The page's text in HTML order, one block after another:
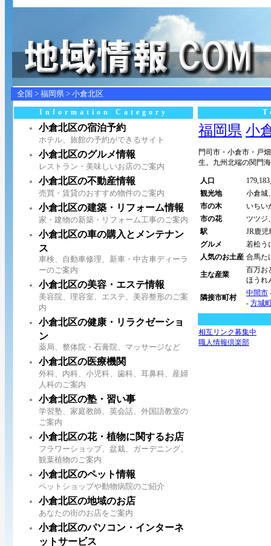
全国 > 福岡県 > 小倉北区
Information Category
小倉北区の宿泊予約
ホテル、旅館の予約ができるサイト
小倉北区のグルメ情報
レストラン・美味しいお店のご案内
小倉北区の不動産情報
売買・賃貸のおすすめ物件のご案内
小倉北区の建築・リフォーム情報
家・建物の新築・リフォーム工事のご案内
小倉北区の車の購入とメンテナン
ス
車検、自動車修理、新車・中古車ディーラ
ーのご案内
小倉北区の美容・エステ情報
美容院、理容室、エステ、美容整形のご案
内
小倉北区の健康・リラクゼーショ
ン
薬局、整体院・石膏院、マッサージなど
小倉北区の医療機関
外科、内科、小児科、歯科、耳鼻科、産婦
人科のご案内
小倉北区の塾・習い事
学習塾、家庭教師、英会話、外国語教室の
ご案内
小倉北区の花・植物に関するお店
フラワーショップ、盆栽、ガーデニング、
観葉植物のご案内
小倉北区のペット情報
ペットショップや動物病院のご紹介
小倉北区の地域のお店
あなたの街のお店をご案内
小倉北区のパソコン・インターネ
ットサービス
福岡県 小
門司市・小倉市・戸
生。九州北端の関門
人口
観光地
小倉城
市の木
いちい
市の花
ツツジ
駅
JR鹿
グルメ
若松う
人気のお土産 合馬た
主な産業
百万お
ほうれ
隣接市町村
中間市
- 方城
相互リンク募集中
職人情報倶楽部